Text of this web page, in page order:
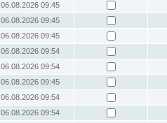
06.08.2026 09:45
06.08.2026 09:45
06.08.2026 09:45
06.08.2026 09:54
06.08.2026 09:54
06.08.2026 09:45
06.08.2026 09:54
06.08.2026 09:54